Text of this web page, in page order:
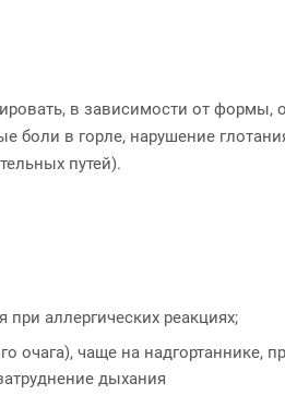
в зависимости от
в горле, нарушение
путей).
аллергических реакциях;
очага), чаще на надгортаннике,
дыхания